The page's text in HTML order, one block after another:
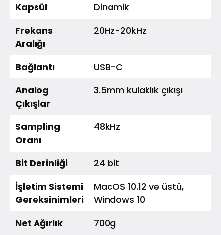
Kapsül
Dinamik
Frekans
Aralığı
20Hz-20kHz
Bağlantı
USB-C
Analog
Çıkışlar
3.5mm kulaklık çıkışı
Sampling
Oranı
48kHz
Bit Derinliği
24 bit
İşletim Sistemi
Gereksinimleri
MacOS 10.12 ve üstü,
Windows 10
Net Ağırlık
700g